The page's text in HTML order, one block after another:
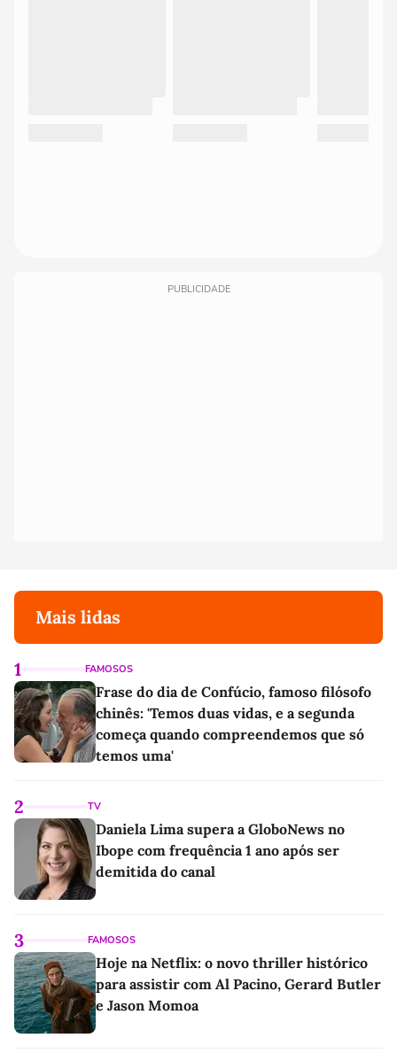
PUBLICIDADE
Mais lidas
1 FAMOSOS
Frase do dia de Confúcio, famoso filósofo
chinês: 'Temos duas vidas, e a segunda
começa quando compreendemos que só
temos uma'
2 TV
Daniela Lima supera a GloboNews no
Ibope com frequência 1 ano após ser
demitida do canal
3 FAMOSOS
Hoje na Netflix: o novo thriller histórico
para assistir com Al Pacino, Gerard Butler
e Jason Momoa